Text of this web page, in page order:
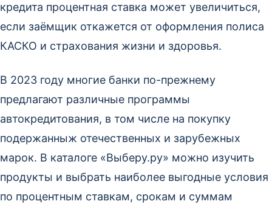
кредита процентная ставка может увеличиться,
если заёмщик откажется от оформления полиса
КАСКО и страхования жизни и здоровья.
В 2023 году многие банки по-прежнему
предлагают различные программы
автокредитования, в том числе на покупку
подержанныж отечественных и зарубежных
марок. В каталоге «Выберу.ру» можно изучить
продукты и выбрать наиболее выгодные условия
по процентным ставкам, срокам и суммам